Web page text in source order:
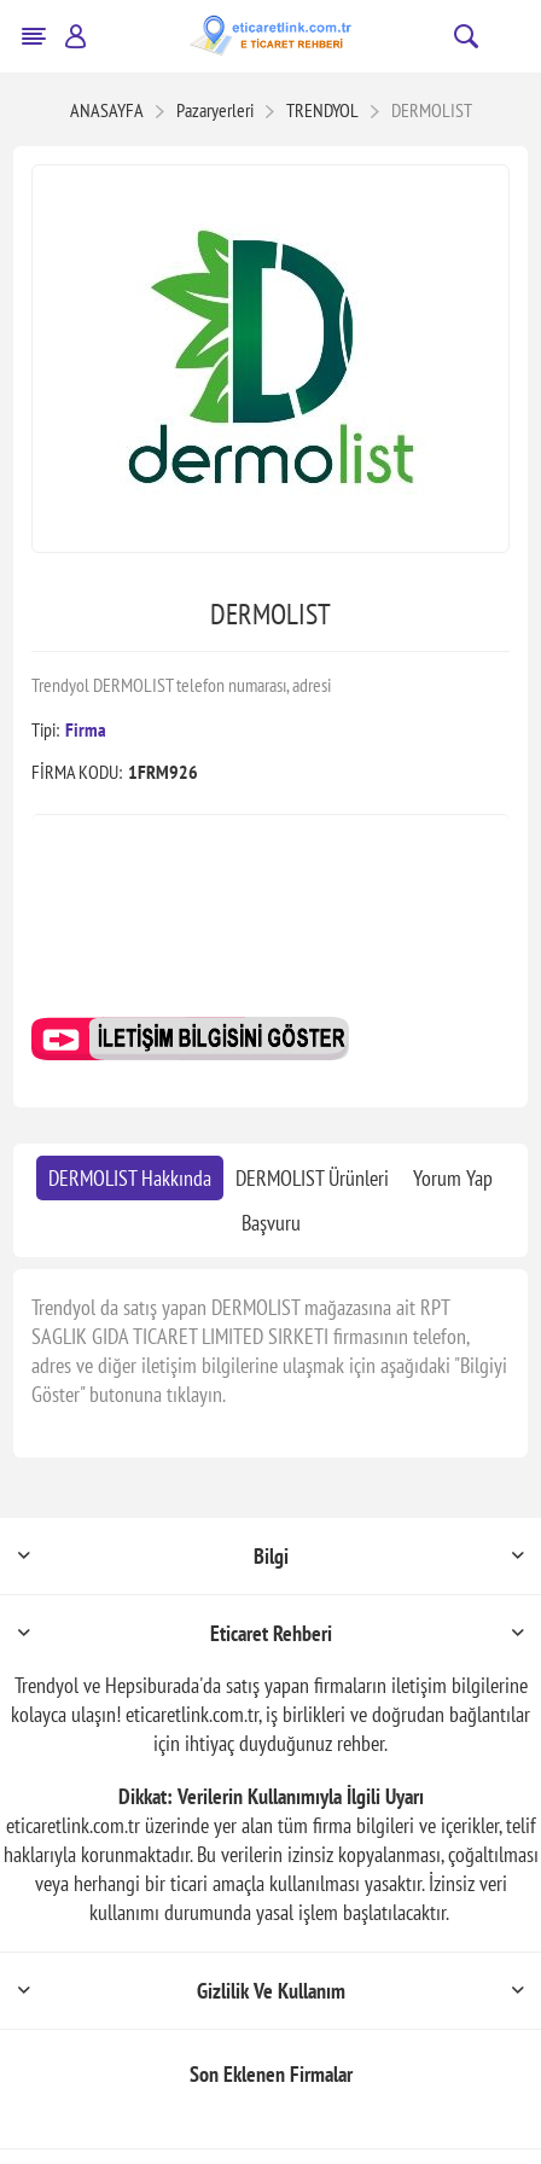
ANASAYFA Pazaryerleri TRENDYOL DERMOLIST
DERMOLIST
Trendyol DERMOLIST telefon numarası, adresi
Tipi: Firma
FİRMA KODU: 1FRM926
DERMOLIST Hakkında DERMOLIST Ürünleri
Yorum Yap
Başvuru
Trendyol da satış yapan DERMOLIST mağazasına ait RPT
SAGLIK GIDA TICARET LIMITED SIRKETI firmasının telefon,
adres ve diğer iletişim bilgilerine ulaşmak için aşağıdaki "Bilgiyi
Göster" butonuna tıklayın.
Bilgi
Eticaret Rehberi
Trendyol ve Hepsiburada'da satış yapan firmaların iletişim bilgilerine
kolayca ulaşın! eticaretlink.com.tr, iş birlikleri ve doğrudan bağlantılar
için ihtiyaç duyduğunuz rehber.
Dikkat: Verilerin Kullanımıyla İlgili Uyarı
eticaretlink.com.tr üzerinde yer alan tüm firma bilgileri ve içerikler, telif
haklarıyla korunmaktadır. Bu verilerin izinsiz kopyalanması, çoğaltılması
veya herhangi bir ticari amaçla kullanılması yasaktır. İzinsiz veri
kullanımı durumunda yasal işlem başlatılacaktır.
Gizlilik Ve Kullanım
Son Eklenen Firmalar